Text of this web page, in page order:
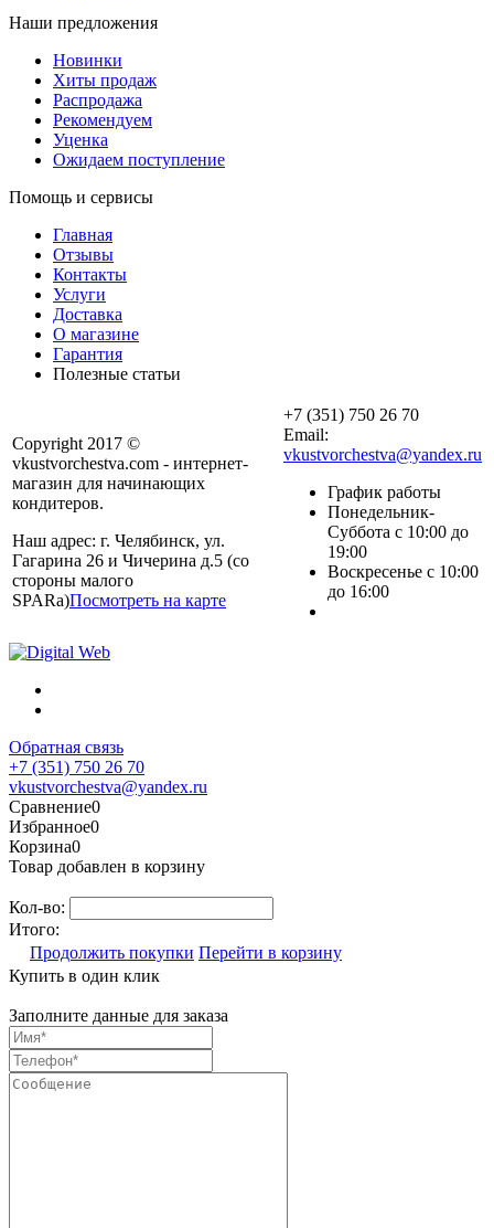
Наши предложения
Новинки
Хиты продаж
Распродажа
Рекомендуем
Уценка
Ожидаем поступление
Помощь и сервисы
Главная
Отзывы
Контакты
Услуги
Доставка
О магазине
Гарантия
Полезные статьи
Copyright 2017 ©
vkustvorchestva.com - интернет-
магазин для начинающих
кондитеров.
Наш адрес: г. Челябинск, ул.
Гагарина 26 и Чичерина д.5 (со
стороны малого
SPARa)Посмотреть на карте
+7 (351) 750 26 70
Email:
vkustvorchestva@yandex.ru
График работы
Понедельник-
Суббота с 10:00 до
19:00
Воскресенье с 10:00
до 16:00
Обратная связь
+7 (351) 750 26 70
vkustvorchestva@yandex.ru
Сравнение0
Избранное0
Корзина0
Товар добавлен в корзину
Кол-во:
Итого:
Продолжить покупки Перейти в корзину
Купить в один клик
Заполните данные для заказа